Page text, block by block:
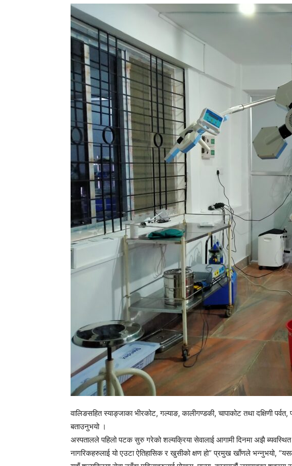
वालिङसहित स्याङ्जाका भीरकोट, गल्याङ, कालीगण्डकी, चापाकोट तथा दक्षिणी
बताउनुभयो ।
अस्पतालले पहिलो पटक सुरु गरेको शल्यक्रिया सेवालाई आगामी दिनमा अझै
नागरिकहरुलाई यो एउटा ऐतिहासिक र खुसीको क्षण हो” प्रमुख खाँणले भन्नुभयो,